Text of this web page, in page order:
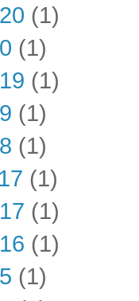
(1)
(1)
(1)
(1)
(1)
(1)
(1)
(1)
(1)